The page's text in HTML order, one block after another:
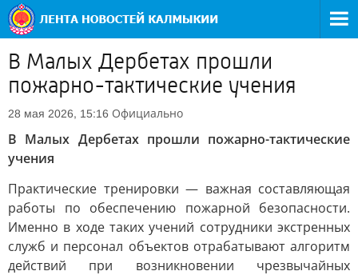
В Малых Дербетах прошли
пожарно-тактические учения
28 мая 2026, 15:16 Официально
В Малых Дербетах прошли пожарно-тактические
учения
Практические тренировки — важная составляющая
работы по обеспечению пожарной безопасности.
Именно в ходе таких учений сотрудники экстренных
служб и персонал объектов отрабатывают алгоритм
действий при возникновении чрезвычайных